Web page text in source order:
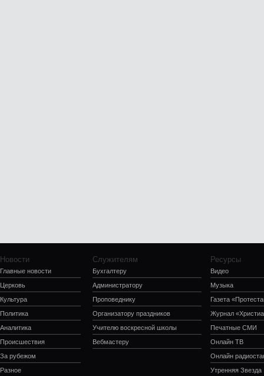
Новости
Главные новости
Церковь
Культура
Политика
Аналитика
Происшествия
За рубежом
Разное
Служителям
Бухгалтеру
Администратору
Проповеднику
Организатору праздников
Учителю воскресной школы
Вебмастеру
Ресурсы
Видео
Музыка
Газета
Журнал
Печатные СМИ
Онлайн ТВ
Онлайн
Утренняя Звезда